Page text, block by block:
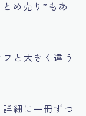
め売り” もあ
と大きく違う
細に一冊ずつ